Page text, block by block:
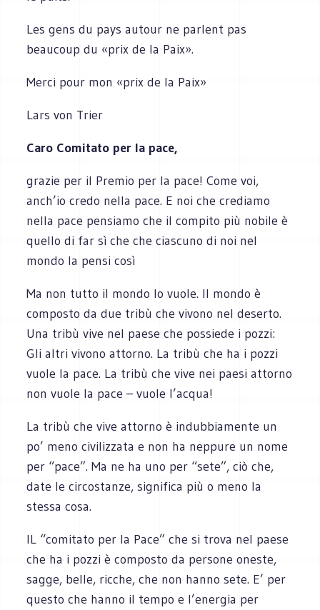
Les gens du pays autour ne parlent pas
beaucoup du «prix de la Paix».
Merci pour mon «prix de la Paix»
Lars von Trier
Caro Comitato per la pace,
grazie per il Premio per la pace! Come voi,
anch’io credo nella pace. E noi che crediamo
nella pace pensiamo che il compito più nobile è
quello di far sì che che ciascuno di noi nel
mondo la pensi così
Ma non tutto il mondo lo vuole. Il mondo è
composto da due tribù che vivono nel deserto.
Una tribù vive nel paese che possiede i pozzi:
Gli altri vivono attorno. La tribù che ha i pozzi
vuole la pace. La tribù che vive nei paesi attorno
non vuole la pace – vuole l’acqua!
La tribù che vive attorno è indubbiamente un
po’ meno civilizzata e non ha neppure un nome
per “pace”. Ma ne ha uno per “sete”, ciò che,
date le circostanze, significa più o meno la
stessa cosa.
IL “comitato per la Pace” che si trova nel paese
che ha i pozzi è composto da persone oneste,
sagge, belle, ricche, che non hanno sete. E’ per
questo che hanno il tempo e l’energia per